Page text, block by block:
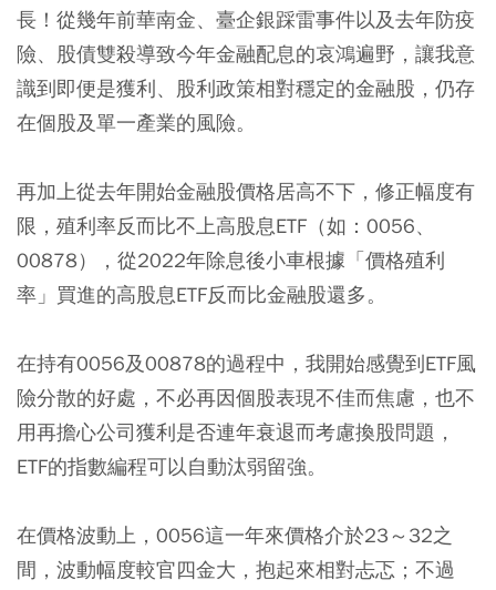
長！從幾年前華南金、臺企銀踩雷事件以及去年防疫
險、股債雙殺導致今年金融配息的哀鴻遍野，讓我意
識到即便是獲利、股利政策相對穩定的金融股，仍存
在個股及單一產業的風險。
再加上從去年開始金融股價格居高不下，修正幅度有
限，殖利率反而比不上高股息ETF（如：0056、
00878），從2022年除息後小車根據「價格殖利
率」買進的高股息ETF反而比金融股還多。
在持有0056及00878的過程中，我開始感覺到ETF風
險分散的好處，不必再因個股表現不佳而焦慮，也不
用再擔心公司獲利是否連年衰退而考慮換股問題，
ETF的指數編程可以自動汰弱留強。
在價格波動上，0056這一年來價格介於23～32之
間，波動幅度較官四金大，抱起來相對忐忑；不過